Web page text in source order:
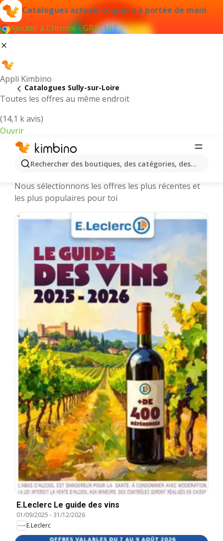
Catalogues actuels toujours à portée de main
Ajouter à Chrome - GRATUIT
Appli Kimbino
Toutes les offres au même endroit
(14,1 k avis)
Ouvrir
Rechercher des boutiques, des catégories, des
Catalogues Sully-sur-Loire
Sully-sur-Loire || Catalogues et
Nous sélectionnons les offres les plus récentes et
les plus populaires pour toi
E.Leclerc Le guide des vins
01/09/2025 -31/12/2026
E.Leclerc